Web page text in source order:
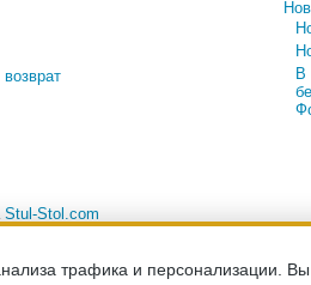
возврат
В
Stul-Stol.com
носит исключительно
трафика и персонализации.